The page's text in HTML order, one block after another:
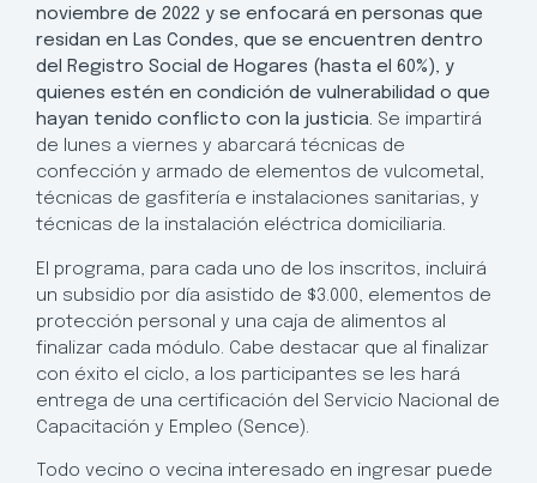
noviembre de 2022 y se enfocará en personas que
residan en Las Condes, que se encuentren dentro
del Registro Social de Hogares (hasta el 60%), y
quienes estén en condición de vulnerabilidad o que
hayan tenido conflicto con la justicia. Se impartirá
de lunes a viernes y abarcará técnicas de
confección y armado de elementos de vulcometal,
técnicas de gasfitería e instalaciones sanitarias, y
técnicas de la instalación eléctrica domiciliaria.
El programa, para cada uno de los inscritos, incluirá
un subsidio por día asistido de $3.000, elementos de
protección personal y una caja de alimentos al
finalizar cada módulo. Cabe destacar que al finalizar
con éxito el ciclo, a los participantes se les hará
entrega de una certificación del Servicio Nacional de
Capacitación y Empleo (Sence).
Todo vecino o vecina interesado en ingresar puede